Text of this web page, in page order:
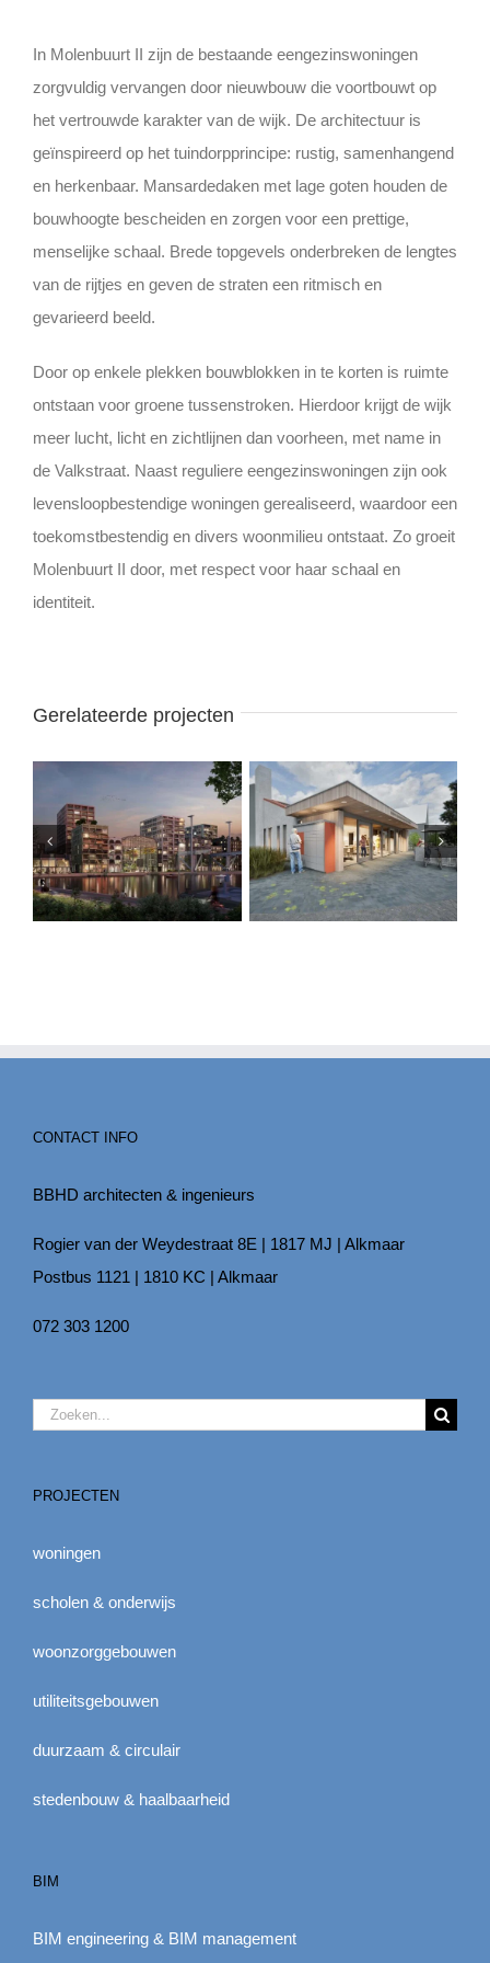
In Molenbuurt II zijn de bestaande eengezinswoningen
zorgvuldig vervangen door nieuwbouw die voortbouwt op
het vertrouwde karakter van de wijk. De architectuur is
geïnspireerd op het tuindorpprincipe: rustig, samenhangend
en herkenbaar. Mansardedaken met lage goten houden de
bouwhoogte bescheiden en zorgen voor een prettige,
menselijke schaal. Brede topgevels onderbreken de lengtes
van de rijtjes en geven de straten een ritmisch en
gevarieerd beeld.
Door op enkele plekken bouwblokken in te korten is ruimte
ontstaan voor groene tussenstroken. Hierdoor krijgt de wijk
meer lucht, licht en zichtlijnen dan voorheen, met name in
de Valkstraat. Naast reguliere eengezinswoningen zijn ook
levensloopbestendige woningen gerealiseerd, waardoor een
toekomstbestendig en divers woonmilieu ontstaat. Zo groeit
Molenbuurt II door, met respect voor haar schaal en
identiteit.
Gerelateerde projecten
CONTACT INFO
BBHD architecten & ingenieurs
Rogier van der Weydestraat 8E | 1817 MJ | Alkmaar
Postbus 1121 | 1810 KC | Alkmaar
072 303 1200
Zoeken
PROJECTEN
woningen
scholen & onderwijs
woonzorggebouwen
utiliteitsgebouwen
duurzaam & circulair
stedenbouw & haalbaarheid
BIM
BIM engineering & BIM management